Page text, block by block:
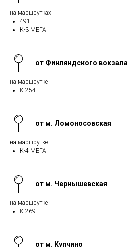
на маршрутках
491
К-3 МЕГА
от Финляндского вокзала
на маршрутке
К-254
от м. Ломоносовская
на маршрутке
К-4 МЕГА
от м. Чернышевская
на маршрутке
К-269
от м. Купчино